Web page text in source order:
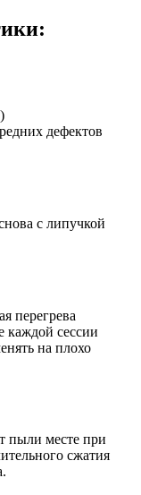
дефектов
с липучкой
перегрева
каждой сессии
на плохо
пыли месте при
сжатия